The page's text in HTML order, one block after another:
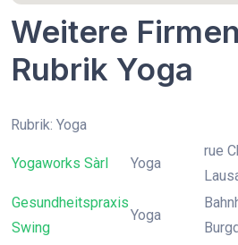
Weitere
Rubrik Yoga
Rubrik: Yoga
Yogaworks Sàrl Yoga
rue
Gesundheitspraxis
Swing
Yoga